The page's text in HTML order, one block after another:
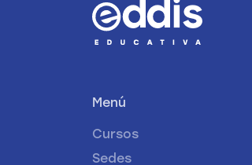
Menú
Cursos
Sedes